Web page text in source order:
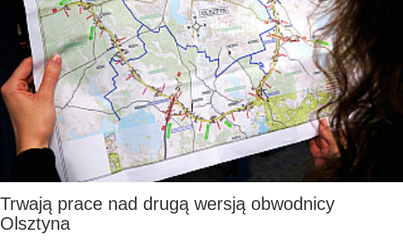
Trwają prace nad drugą wersją obwodnicy
Olsztyna